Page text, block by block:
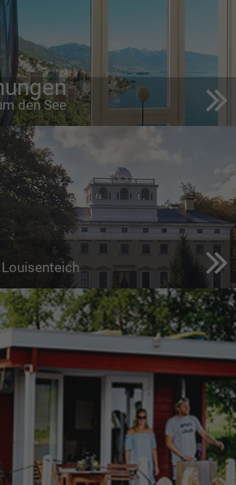
den See